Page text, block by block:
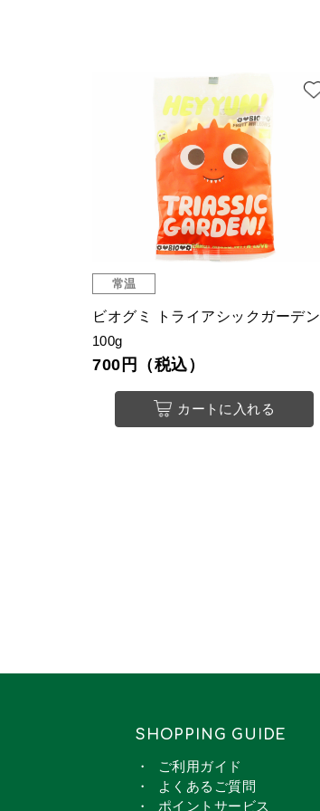
常温
ビオグミ トライアシックガーデン
100g
700円（税込）
カートに入れる
SHOPPING GUIDE
ご利用ガイド
よくあるご質問
ポイントサービス